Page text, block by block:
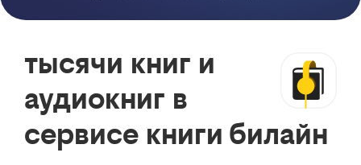
тысячи книг и
аудиокниг в
сервисе книги билайн